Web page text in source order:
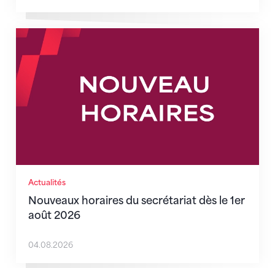
Actualités
Nouveaux horaires du secrétariat dès le 1er
août 2026
Nouveaux horaires du secrétariat dès le 1er août
04.08.2026